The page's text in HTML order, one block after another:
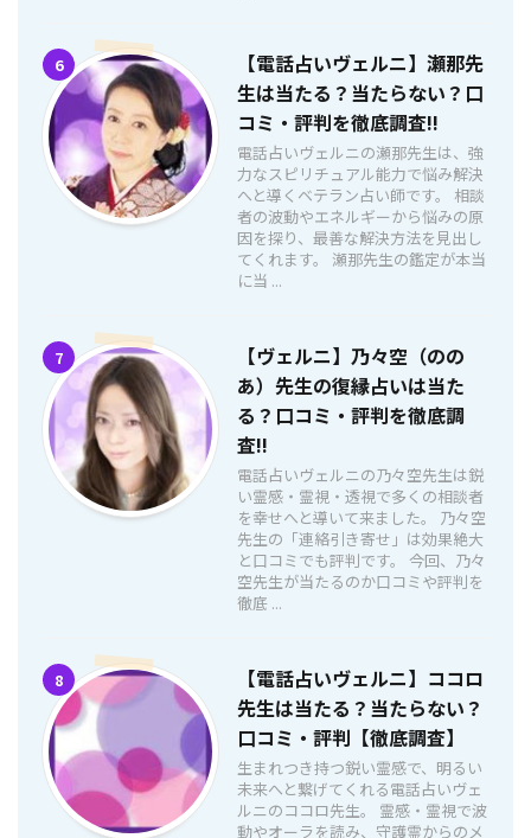
6
【電話占いヴェルニ】瀬那先
生は当たる？当たらない？口
コミ・評判を徹底調査!!
電話占いヴェルニの瀬那先生は、強
力なスピリチュアル能力で悩み解決
へと導くベテラン占い師です。 相談
者の波動やエネルギーから悩みの原
因を探り、最善な解決方法を見出し
てくれます。 瀬那先生の鑑定が本当
に当 ...
7
【ヴェルニ】乃々空（のの
あ）先生の復縁占いは当た
る？口コミ・評判を徹底調
査!!
電話占いヴェルニの乃々空先生は鋭
い霊感・霊視・透視で多くの相談者
を幸せへと導いて来ました。 乃々空
先生の「連絡引き寄せ」は効果絶大
と口コミでも評判です。 今回、乃々
空先生が当たるのか口コミや評判を
徹底 ...
8
【電話占いヴェルニ】ココロ
先生は当たる？当たらない？
口コミ・評判【徹底調査】
生まれつき持つ鋭い霊感で、明るい
未来へと繋げてくれる電話占いヴェ
ルニのココロ先生。 霊感・霊視で波
動やオーラを読み、守護霊からのメ